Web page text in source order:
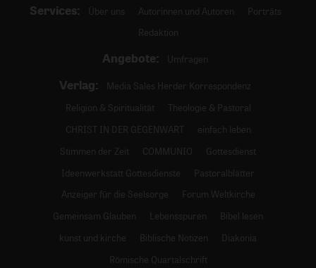
Services: Über uns Autorinnen und Autoren
Porträts
Redaktion
Angebote: Umfragen
Verlag:
Media Sales Herder Korrespondenz
Religion & Spiritualität
Theologie & Pastoral
CHRIST IN DER GEGENWART
einfach leben
Stimmen der Zeit
COMMUNIO
Gottesdienst
Ideenwerkstatt Gottesdienste
Pastoralblätter
Anzeiger für die Seelsorge
Forum Weltkirche
Gemeinsam Glauben
Lebensspuren
Bibel lesen
kunst und kirche
Biblische Notizen
Diakonia
Römische Quartalschrift